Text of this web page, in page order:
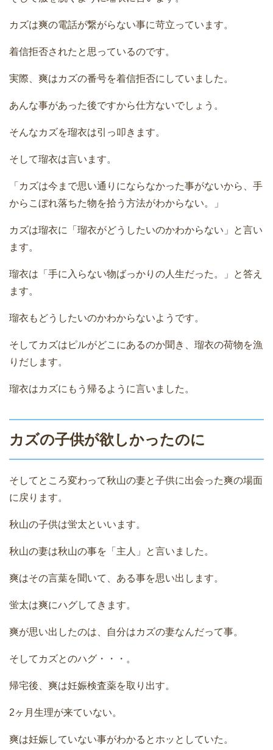
カズは爽の電話が繋がらない事に苛立っています。
着信拒否されたと思っているのです。
実際、爽はカズの番号を着信拒否にしていました。
あんな事があった後ですから仕方ないでしょう。
そんなカズを瑠衣は引っ叩きます。
そして瑠衣は言います。
「カズは今まで思い通りにならなかった事がないから、手
からこぼれ落ちた物を拾う方法がわからない。」
カズは瑠衣に「瑠衣がどうしたいのかわからない」と言い
ます。
瑠衣は「手に入らない物ばっかりの人生だった。」と答え
ます。
瑠衣もどうしたいのかわからないようです。
そしてカズはピルがどこにあるのか聞き、瑠衣の荷物を漁
りだします。
瑠衣はカズにもう帰るように言いました。
カズの子供が欲しかったのに
そしてところ変わって秋山の妻と子供に出会った爽の場面
に戻ります。
秋山の子供は蛍太といいます。
秋山の妻は秋山の事を「主人」と言いました。
爽はその言葉を聞いて、ある事を思い出します。
蛍太は爽にハグしてきます。
爽が思い出したのは、自分はカズの妻なんだって事。
そしてカズとのハグ・・・。
帰宅後、爽は妊娠検査薬を取り出す。
2ヶ月生理が来ていない。
爽は妊娠していない事がわかるとホッとしていた。